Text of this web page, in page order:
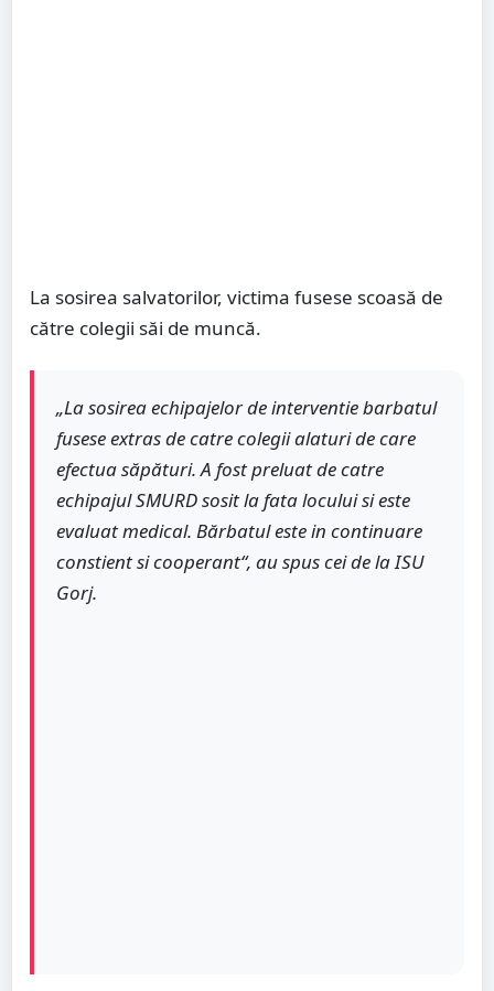
La sosirea salvatorilor, victima fusese scoasă de
către colegii săi de muncă.
„La sosirea echipajelor de interventie barbatul
fusese extras de catre colegii alaturi de care
efectua săpături. A fost preluat de catre
echipajul SMURD sosit la fata locului si este
evaluat medical. Bărbatul este in continuare
constient si cooperant“, au spus cei de la ISU
Gorj.